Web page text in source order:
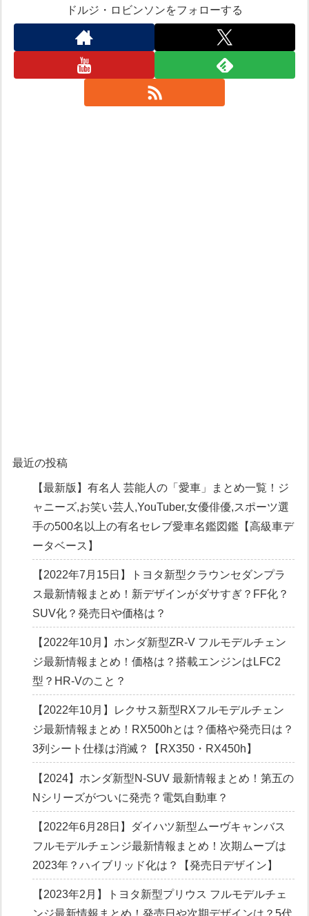
ドルジ・ロビンソンをフォローする
最近の投稿
【最新版】有名人 芸能人の「愛車」まとめ一覧！ジ
ャニーズ,お笑い芸人,YouTuber,女優俳優,スポーツ選
手の500名以上の有名セレブ愛車名鑑図鑑【高級車デ
ータベース】
【2022年7月15日】トヨタ新型クラウンセダンプラ
ス最新情報まとめ！新デザインがダサすぎ？FF化？
SUV化？発売日や価格は？
【2022年10月】ホンダ新型ZR-V フルモデルチェン
ジ最新情報まとめ！価格は？搭載エンジンはLFC2
型？HR-Vのこと？
【2022年10月】レクサス新型RXフルモデルチェン
ジ最新情報まとめ！RX500hとは？価格や発売日は？
3列シート仕様は消滅？【RX350・RX450h】
【2024】ホンダ新型N-SUV 最新情報まとめ！第五の
Nシリーズがついに発売？電気自動車？
【2022年6月28日】ダイハツ新型ムーヴキャンバス
フルモデルチェンジ最新情報まとめ！次期ムーブは
2023年？ハイブリッド化は？【発売日デザイン】
【2023年2月】トヨタ新型プリウス フルモデルチェ
ンジ最新情報まとめ！発売日や次期デザインは？5代